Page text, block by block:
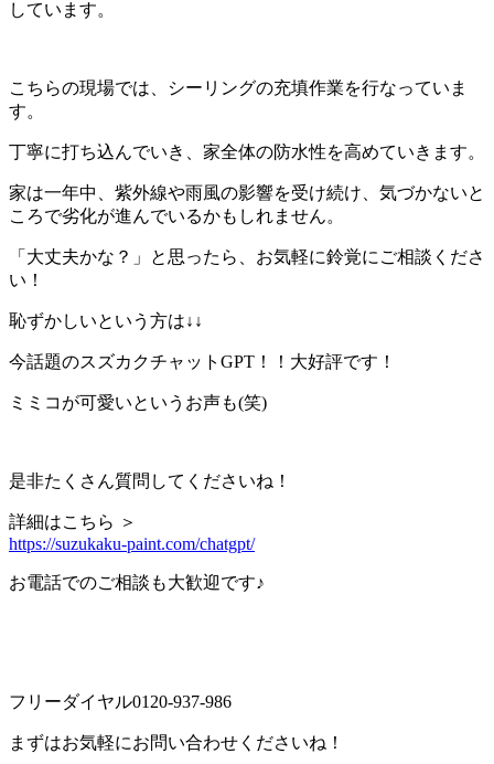
しています。
こちらの現場では、シーリングの充填作業を行なっていま
す。
丁寧に打ち込んでいき、家全体の防水性を高めていきます。
家は一年中、紫外線や雨風の影響を受け続け、気づかないと
ころで劣化が進んでいるかもしれません。
「大丈夫かな？」と思ったら、お気軽に鈴覚にご相談くださ
い！
恥ずかしいという方は↓↓
今話題のスズカクチャットGPT！！大好評です！
ミミコが可愛いというお声も(笑)
是非たくさん質問してくださいね！
詳細はこちら ＞
https://suzukaku-paint.com/chatgpt/
お電話でのご相談も大歓迎です♪
フリーダイヤル0120-937-986
まずはお気軽にお問い合わせくださいね！